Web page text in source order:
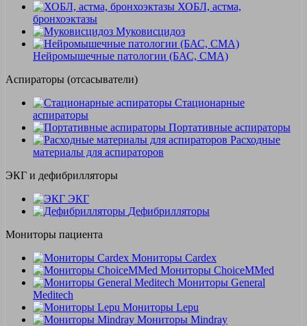
ХОБЛ, астма,
бронхоэктазы
Муковисцидоз
Нейромышечные патологии (БАС, СМА)
Аспираторы (отсасыватели)
Стационарные
аспираторы
Портативные аспираторы
Расходные
материалы для аспираторов
ЭКГ и дефибрилляторы
ЭКГ
Дефибрилляторы
Мониторы пациента
Мониторы Cardex
Мониторы ChoiceMMed
Мониторы General
Meditech
Мониторы Lepu
Мониторы Mindray